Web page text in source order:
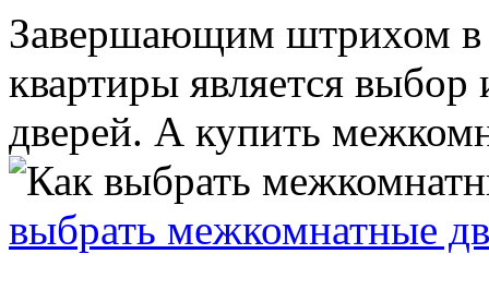
Завершающим штрихом в
квартиры является
дверей. А купить
выбрать межкомнатные